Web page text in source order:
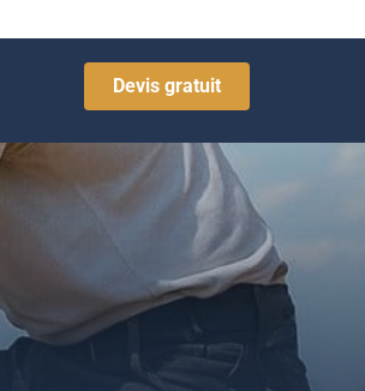
Devis gratuit